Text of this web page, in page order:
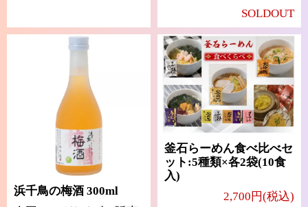
SOLDOUT
浜千鳥の梅酒 300ml
釜石らーめん食べ比べセ
ット:5種類×各2袋(10食
入)
2,700円(税込)